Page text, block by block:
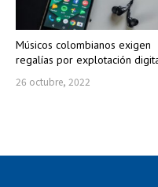
Músicos colombianos exigen
regalías por explotación
26 octubre, 2022